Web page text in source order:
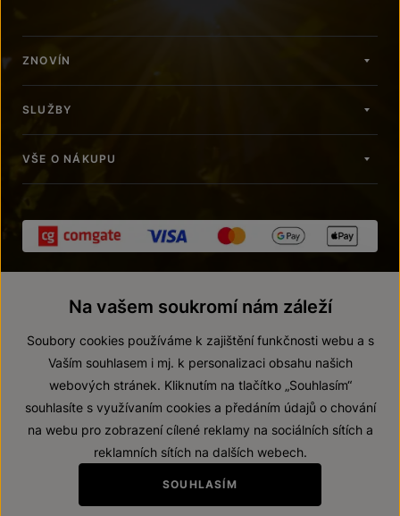
ZNOVÍN
SLUŽBY
VŠE O NÁKUPU
© 2026 ZNOVÍN ZNOJMO, a. s.
Prohlášení o přístupnosti
Zákaz prodeje alkoholických nápojů osobám mladším 18 let.
Na vašem soukromí nám záleží
Soubory cookies používáme k zajištění funkčnosti webu a s
Vaším souhlasem i mj. k personalizaci obsahu našich
webových stránek. Kliknutím na tlačítko „Souhlasím“
souhlasíte s využívaním cookies a předáním údajů o chování
na webu pro zobrazení cílené reklamy na sociálních sítích a
reklamních sítích na dalších webech.
SOUHLASÍM